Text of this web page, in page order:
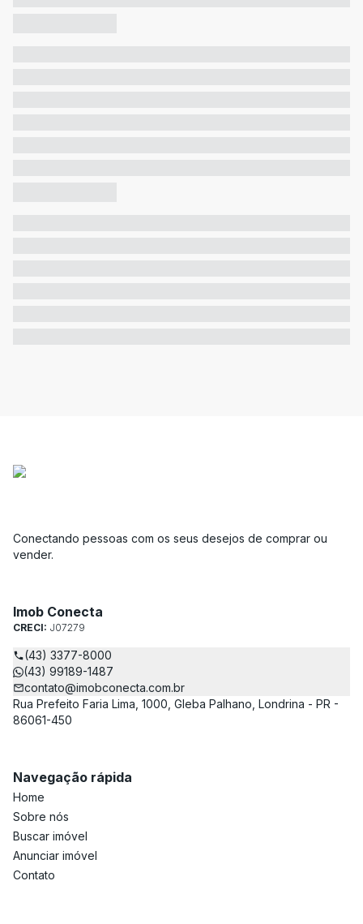
Conectando pessoas com os seus desejos de comprar ou
vender.
Imob Conecta
CRECI: J07279
(43) 3377-8000
(43) 99189-1487
contato@imobconecta.com.br
Rua Prefeito Faria Lima, 1000, Gleba Palhano, Londrina - PR -
86061-450
Navegação rápida
Home
Sobre nós
Buscar imóvel
Anunciar imóvel
Contato